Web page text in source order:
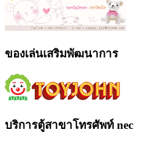
ของเล่นเสริมพัฒนาการ
บริการตู้สาขาโทรศัพท์ nec